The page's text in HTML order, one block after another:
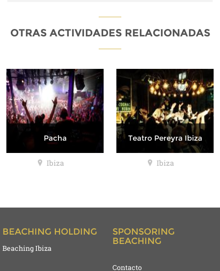
OTRAS ACTIVIDADES RELACIONADAS
Pacha
Ibiza
Teatro Pereyra Ibiza
Ibiza
BEACHING HOLDING
Beaching Ibiza
SPONSORING
BEACHING
Contacto